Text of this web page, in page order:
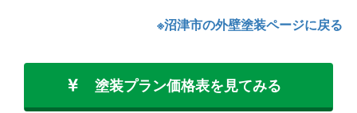
※沼津市の外壁塗装ページに戻る
塗装プラン価格表を見てみる